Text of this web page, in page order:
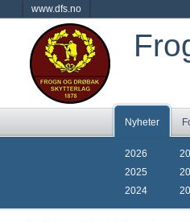
www.dfs.no
Nyheter
2026
2025
2024